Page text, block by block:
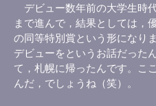
デビュー数年前の大学生時
まで進んで，結果としては，
の同等特別賞という形になり
デビューをというお話だった
て，札幌に帰ったんです。こ
んだ，でしょうね（笑）。